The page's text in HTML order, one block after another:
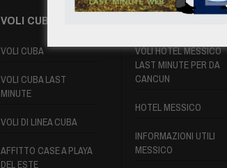
VOLI CUBA
VOLI CUBA
VOLI CUBA LAST
MINUTE
VOLI DI LINEA CUBA
AFFITTO CASE A PLAYA
DEL ESTE
VOLI MESSICO
VOLI HOTEL MESSICO
LAST MINUTE PER DA
CANCUN
HOTEL MESSICO
INFORMAZIONI UTILI
MESSICO